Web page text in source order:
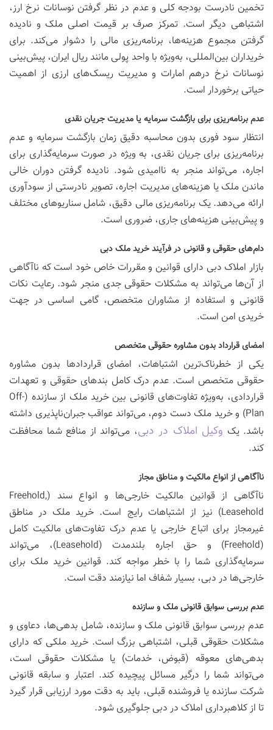
تخمین نادرست بودجه کلی و عدم در نظر گرفتن نوسانات نرخ ارز،
اشتباهی دیگر است. تمرکز صرف بر قیمت اصلی ملک و نادیده
گرفتن مجموع هزینه‌ها، برنامه‌ریزی مالی را دشوار می‌کند. برای
خریداران بین‌المللی، به‌ویژه با واحد پولی مانند ریال ایران، پیش‌بینی
نوسانات نرخ درهم امارات و مدیریت ریسک‌های ارزی از اهمیت
حیاتی برخوردار است.
عدم برنامه‌ریزی برای بازگشت سرمایه یا مدیریت جریان نقدی
انتظار سود فوری بدون محاسبه دقیق زمان بازگشت سرمایه و عدم
برنامه‌ریزی برای جریان نقدی، به ویژه در صورت سرمایه‌گذاری برای
اجاره، می‌تواند منجر به ناامیدی شود. نادیده گرفتن دوران خالی
ماندن ملک یا هزینه‌های مدیریت اجاره، تصویر نادرستی از سودآوری
ارائه می‌دهد. یک برنامه‌ریزی مالی دقیق، شامل سناریوهای مختلف
و پیش‌بینی هزینه‌های جاری، ضروری است.
دام‌های حقوقی و قانونی در فرآیند خرید ملک دبی
بازار املاک دبی دارای قوانین و مقررات خاص خود است که ناآگاهی
از آن‌ها می‌تواند به مشکلات حقوقی جدی منجر شود. رعایت نکات
قانونی و استفاده از مشاوران متخصص، گامی اساسی در جهت
خریدی امن است.
امضای قرارداد بدون مشاوره حقوقی متخصص
یکی از خطرناک‌ترین اشتباهات، امضای قراردادها بدون مشاوره
حقوقی متخصص است. عدم درک کامل بندهای حقوقی و تعهدات
قراردادی، به‌ویژه تفاوت‌های قانونی بین خرید ملک از سازنده (Off-
Plan) و خرید ملک دست دوم، می‌تواند عواقب جبران‌ناپذیری داشته
باشد. یک وکیل املاک در دبی، می‌تواند از منافع شما محافظت
کند.
ناآگاهی از انواع مالکیت و مناطق مجاز
ناآگاهی از قوانین مالکیت خارجی‌ها و انواع سند (Freehold,
Leasehold) نیز از اشتباهات رایج است. خرید ملک در مناطق
غیرمجاز برای اتباع خارجی یا عدم درک تفاوت‌های مالکیت کامل
(Freehold) و حق اجاره بلندمدت (Leasehold)، می‌تواند
سرمایه‌گذاری شما را با خطر مواجه کند. قوانین خرید ملک برای
خارجی‌ها در دبی، بسیار شفاف اما نیازمند دقت است.
عدم بررسی سوابق قانونی ملک و سازنده
عدم بررسی سوابق قانونی ملک و سازنده، شامل بدهی‌ها، دعاوی و
مشکلات حقوقی قبلی، اشتباهی بزرگ است. خرید ملکی که دارای
بدهی‌های معوقه (قبوض، خدمات) یا مشکلات حقوقی است،
می‌تواند شما را درگیر مسائل پیچیده کند. اعتبار و سابقه قانونی
شرکت سازنده یا فروشنده قبلی، باید به دقت مورد ارزیابی قرار گیرد
تا از کلاهبرداری املاک در دبی جلوگیری شود.